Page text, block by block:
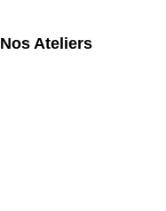
Nos Ateliers